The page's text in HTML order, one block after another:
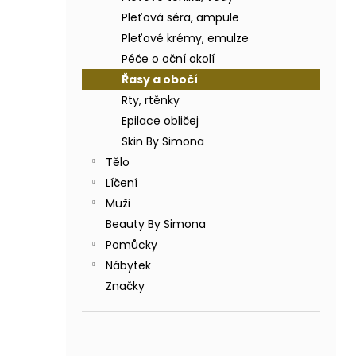
Pleťová séra, ampule
Pleťové krémy, emulze
Péče o oční okolí
Řasy a obočí
Rty, rtěnky
Epilace obličej
Skin By Simona
Tělo
Líčení
Muži
Beauty By Simona
Pomůcky
Nábytek
Značky
BODY BY SIMONA BANÁN ORGANICKÉ
RUČNĚ VYRÁBĚNÉ BAMBUCKÉ MÁSLO
200ML
749 Kč